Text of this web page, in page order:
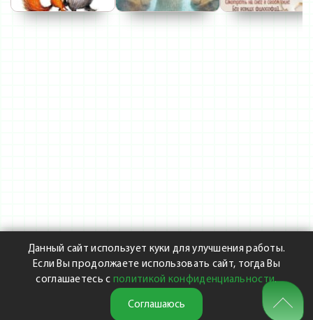
Данный сайт использует куки для улучшения работы.
Если Вы продолжаете использовать сайт, тогда Вы
соглашаетесь с политикой конфиденциальности.
Соглашаюсь